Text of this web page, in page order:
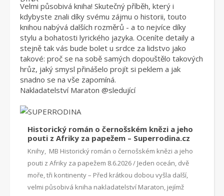
Velmi působivá kniha! Skutečný příběh, který i
kdybyste znali díky svému zájmu o historii, touto
knihou nabývá dalších rozměrů - a to nejvíce díky
stylu a bohatosti lyrického jazyka. Oceníte detaily a
stejně tak vás bude bolet u srdce za lidstvo jako
takové: proč se na sobě samých dopouštělo takových
hrůz, jaký smysl přinášelo projít si peklem a jak
snadno se na vše zapomíná.
Nakladatelství Maraton @sledující
Historický román o černošském knězi a jeho
pouti z Afriky za papežem – Superrodina.cz
Knihy, MB Historický román o černošském knězi a jeho
pouti z Afriky za papežem 8.6.2026 / Jeden oceán, dvě
moře, tři kontinenty – Před krátkou dobou vyšla další,
velmi působivá kniha nakladatelství Maraton, jejímž